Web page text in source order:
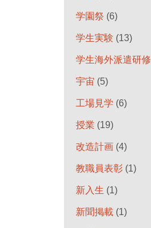
学園祭 (6)
学生実験 (13)
学生海外派遣研修
宇宙 (5)
工場見学 (6)
授業 (19)
改造計画 (4)
教職員表彰 (1)
新入生 (1)
新聞掲載 (1)